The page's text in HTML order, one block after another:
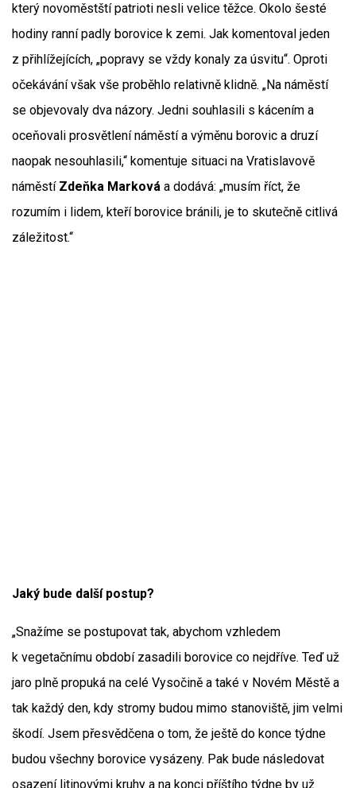
který novoměstští patrioti nesli velice těžce. Okolo šesté
hodiny ranní padly borovice k zemi. Jak komentoval jeden
z přihlížejících, „popravy se vždy konaly za úsvitu“. Oproti
očekávání však vše proběhlo relativně klidně. „Na náměstí
se objevovaly dva názory. Jedni souhlasili s kácením a
oceňovali prosvětlení náměstí a výměnu borovic a druzí
naopak nesouhlasili,“ komentuje situaci na Vratislavově
náměstí Zdeňka Marková a dodává: „musím říct, že
rozumím i lidem, kteří borovice bránili, je to skutečně citlivá
záležitost.“
Jaký bude další postup?
„Snažíme se postupovat tak, abychom vzhledem
k vegetačnímu období zasadili borovice co nejdříve. Teď už
jaro plně propuká na celé Vysočině a také v Novém Městě a
tak každý den, kdy stromy budou mimo stanoviště, jim velmi
škodí. Jsem přesvědčena o tom, že ještě do konce týdne
budou všechny borovice vysázeny. Pak bude následovat
osazení litinovými kruhy a na konci příštího týdne by už